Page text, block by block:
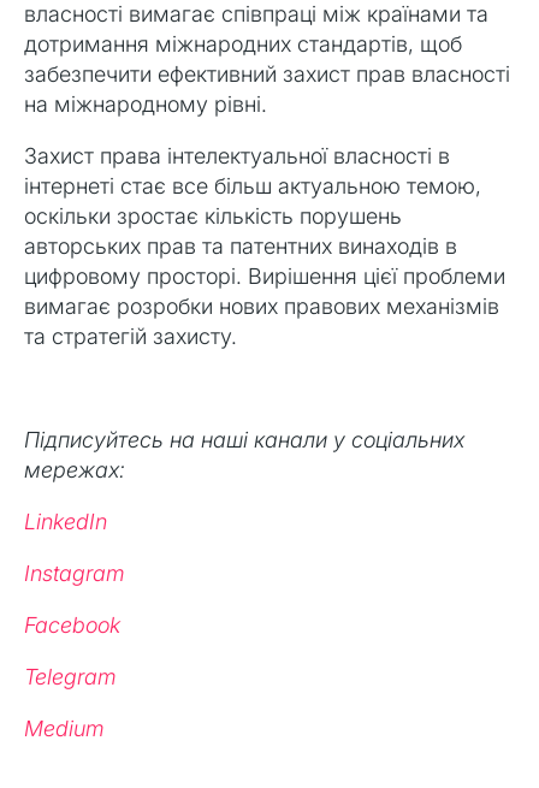
власності вимагає співпраці між країнами та
дотримання міжнародних стандартів, щоб
забезпечити ефективний захист прав власності
на міжнародному рівні.
Захист права інтелектуальної власності в
інтернеті стає все більш актуальною темою,
оскільки зростає кількість порушень
авторських прав та патентних винаходів в
цифровому просторі. Вирішення цієї проблеми
вимагає розробки нових правових механізмів
та стратегій захисту.
Підписуйтесь на наші канали у соціальних
мережах:
LinkedIn
Instagram
Facebook
Telegram
Medium